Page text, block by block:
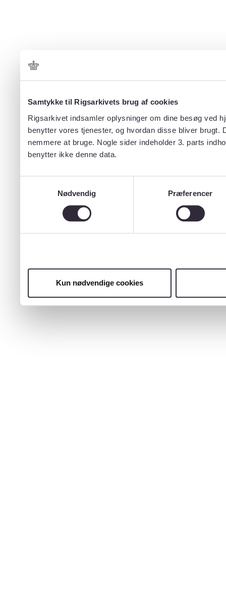
Samtykke til Rigsarkivets brug af cookies
Rigsarkivet indsamler oplysninger om dine besøg ved
benytter vores tjenester, og hvordan disse bliver
nemmere at bruge. Nogle sider indeholder 3. parts
benytter ikke denne data.
Nødvendig
Præferencer
Kun nødvendige cookies